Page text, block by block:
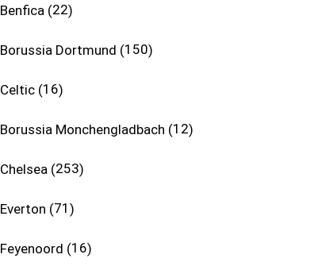
Benfica 22
Borussia Dortmund 150
Celtic 16
Borussia Monchengladbach 12
Chelsea 253
Everton 71
Feyenoord 16